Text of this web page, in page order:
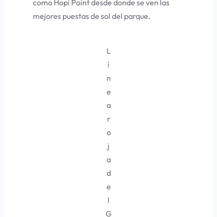
como Hopi Pointdesde donde se ven las
mejores puestas de sol del parque.
L
í
n
e
a
r
o
j
a
d
e
l
G